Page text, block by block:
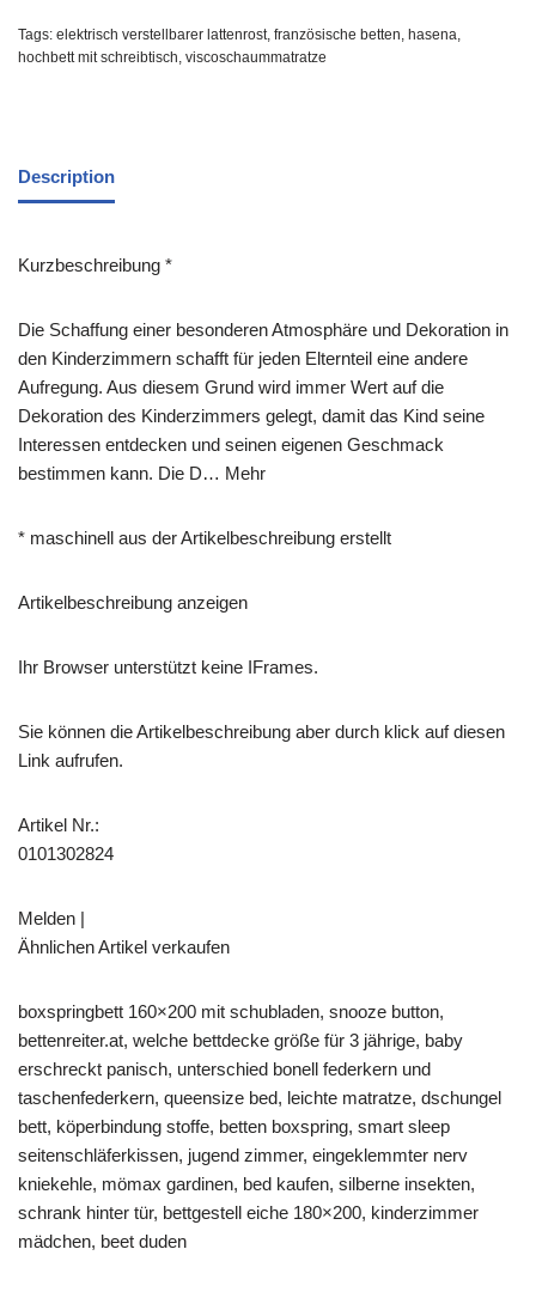
Tags: elektrisch verstellbarer lattenrost, französische betten, hasena,
hochbett mit schreibtisch, viscoschaummatratze
Description
Kurzbeschreibung *
Die Schaffung einer besonderen Atmosphäre und Dekoration in
den Kinderzimmern schafft für jeden Elternteil eine andere
Aufregung. Aus diesem Grund wird immer Wert auf die
Dekoration des Kinderzimmers gelegt, damit das Kind seine
Interessen entdecken und seinen eigenen Geschmack
bestimmen kann. Die D… Mehr
* maschinell aus der Artikelbeschreibung erstellt
Artikelbeschreibung anzeigen
Ihr Browser unterstützt keine IFrames.
Sie können die Artikelbeschreibung aber durch klick auf diesen
Link aufrufen.
Artikel Nr.:
0101302824
Melden |
Ähnlichen Artikel verkaufen
boxspringbett 160×200 mit schubladen, snooze button,
bettenreiter.at, welche bettdecke größe für 3 jährige, baby
erschreckt panisch, unterschied bonell federkern und
taschenfederkern, queensize bed, leichte matratze, dschungel
bett, köperbindung stoffe, betten boxspring, smart sleep
seitenschläferkissen, jugend zimmer, eingeklemmter nerv
kniekehle, mömax gardinen, bed kaufen, silberne insekten,
schrank hinter tür, bettgestell eiche 180×200, kinderzimmer
mädchen, beet duden